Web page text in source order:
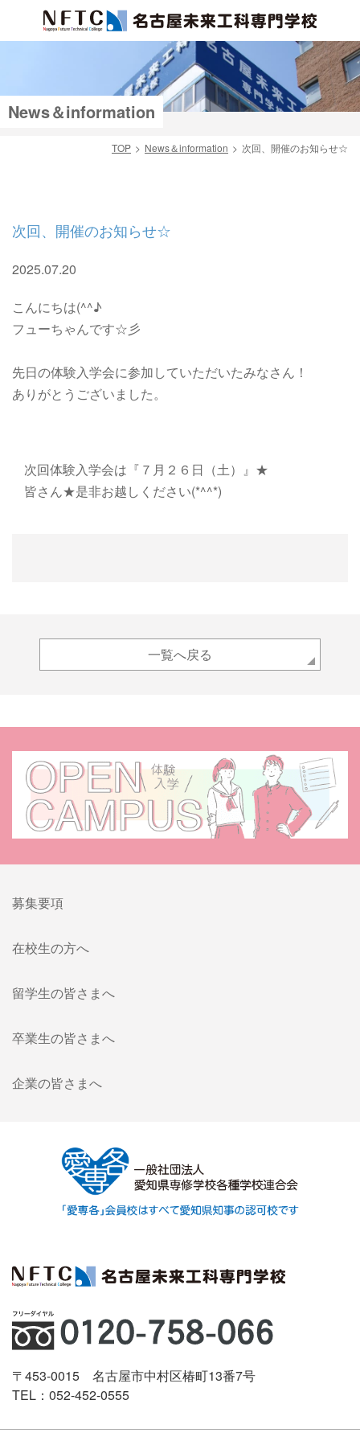
News＆information
TOP News＆information 次回、開催のお知らせ☆
次回、開催のお知らせ☆
2025.07.20
こんにちは(^^♪
フューちゃんです☆彡
先日の体験入学会に参加していただいたみなさん！
ありがとうございました。
次回体験入学会は 『７月２６日（土）』★
皆さん★是非お越しください(*^^*)
一覧へ戻る
募集要項
在校生の方へ
留学生の皆さまへ
卒業生の皆さまへ
企業の皆さまへ
〒453-0015 名古屋市中村区椿町13番7号
TEL：052-452-0555